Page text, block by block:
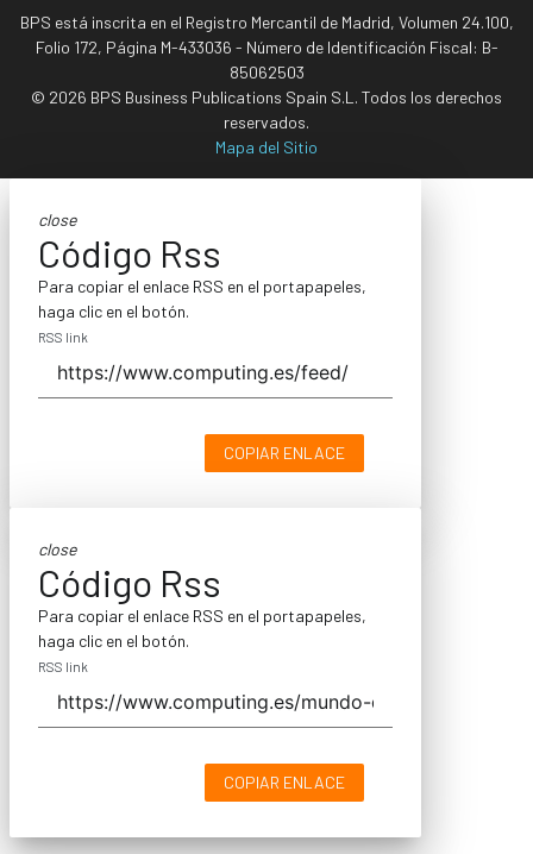
BPS está inscrita en el Registro Mercantil de Madrid, Volumen 24.100,
Folio 172, Página M-433036 - Número de Identificación Fiscal: B-
85062503
© 2026 BPS Business Publications Spain S.L. Todos los derechos
reservados.
Mapa del Sitio
close
Código Rss
Para copiar el enlace RSS en el portapapeles,
haga clic en el botón.
RSS link
COPIAR ENLACE
close
Código Rss
Para copiar el enlace RSS en el portapapeles,
haga clic en el botón.
RSS link
COPIAR ENLACE